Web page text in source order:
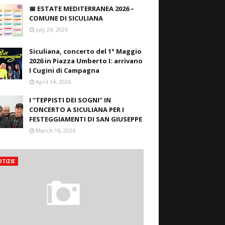
📅 ESTATE MEDITERRANEA 2026 –
COMUNE DI SICULIANA
July 24, 2026
Siculiana, concerto del 1° Maggio
2026 in Piazza Umberto I: arrivano
I Cugini di Campagna
April 14, 2026
I “TEPPISTI DEI SOGNI” IN
CONCERTO A SICULIANA PER I
FESTEGGIAMENTI DI SAN GIUSEPPE
March 16, 2026